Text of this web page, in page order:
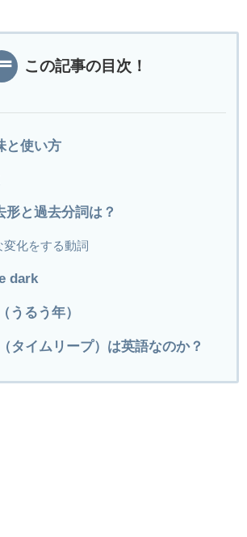
この記事の目次！
と使い方
形と過去分詞は？
変化をする動詞
dark
うるう年）
タイムリープ）は英語なのか？